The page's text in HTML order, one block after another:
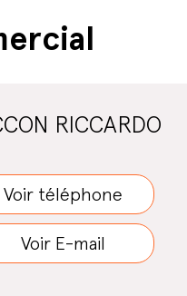
RICCARDO
Voir téléphone
Voir E-mail